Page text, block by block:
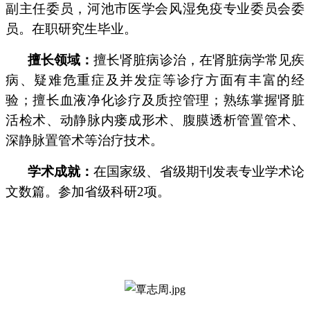
副主任委员，河池市医学会风湿免疫专业委员会委
员。在职研究生毕业。
擅长领域：擅长肾脏病诊治，在肾脏病学常见疾
病、疑难危重症及并发症等诊疗方面有丰富的经
验；擅长血液净化诊疗及质控管理；熟练掌握肾脏
活检术、动静脉内瘘成形术、腹膜透析管置管术、
深静脉置管术等治疗技术。
学术成就：在国家级、省级期刊发表专业学术论
文数篇。参加省级科研2项。